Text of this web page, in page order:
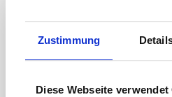
Zustimmung
Diese Webseite verwendet
Bleiben Sie auf dem
Newsletter und erhalten